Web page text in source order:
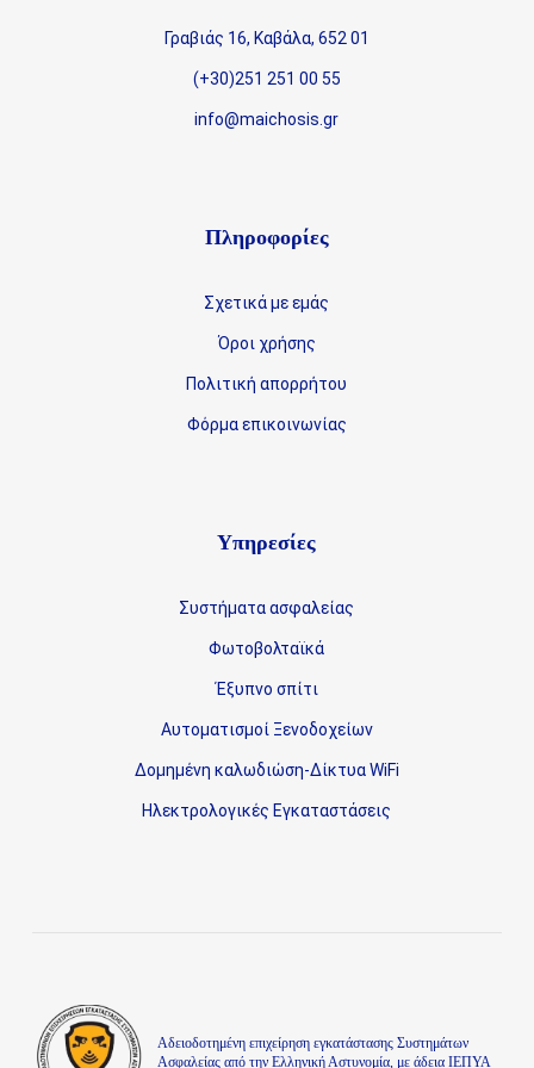
Γραβιάς 16, Καβάλα, 652 01
(+30)251 251 00 55
info@maichosis.gr
Πληροφορίες
Σχετικά με εμάς
Όροι χρήσης
Πολιτική απορρήτου
Φόρμα επικοινωνίας
Υπηρεσίες
Συστήματα ασφαλείας
Φωτοβολταϊκά
Έξυπνο σπίτι
Αυτοματισμοί Ξενοδοχείων
Δομημένη καλωδιώση-Δίκτυα WiFi
Ηλεκτρολογικές Εγκαταστάσεις
Aδειοδοτημένη επιχείρηση εγκατάστασης Συστημάτων
Ασφαλείας από την Ελληνική Αστυνομία, με άδεια ΙΕΠΥΑ